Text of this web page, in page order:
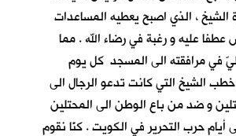
الشيخ ، الذي اصبح يعطيه المساعدات
عطفا عليه و رغبة في رضاء الله . مما
في مرافقته الى المسجد كل يوم
الشيخ التي كانت تدعو الرجال الى
و ضد من باع الوطن الى المحتلين
أيام حرب التحرير في الكويت . كنّا نقوم